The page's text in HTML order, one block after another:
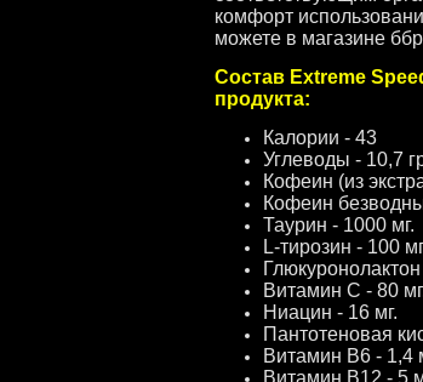
комфорт
можете в магазине
Состав Extreme
продукта:
Калории - 43
Углеводы - 10,7
Кофеин (из
Кофеин
Таурин - 1000 мг.
L-тирозин - 100
Витамин С - 80
Ниацин - 16 мг.
Пантотеновая
Витамин В6 - 1,4
Витамин В12 - 5